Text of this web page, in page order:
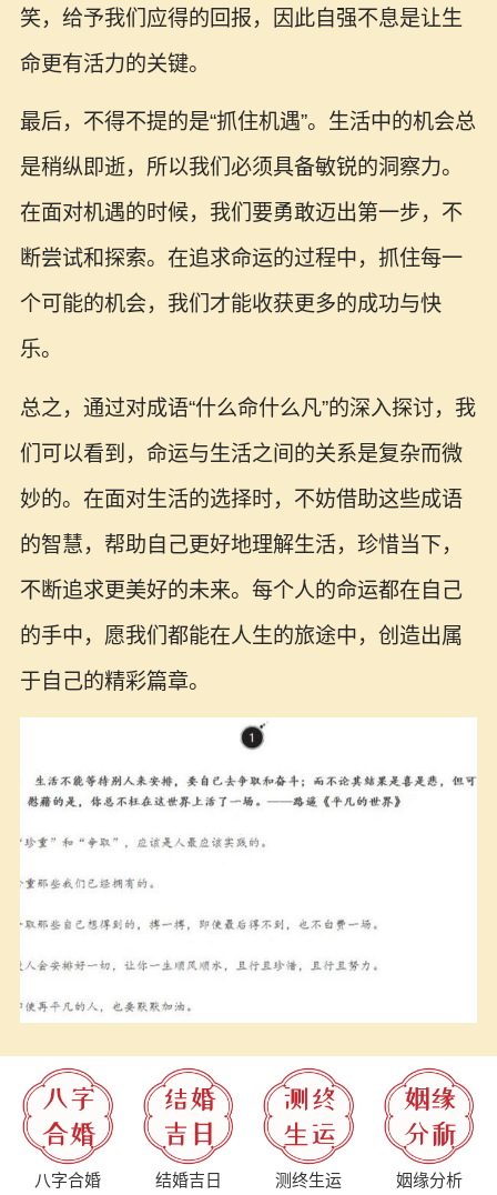
笑，给予我们应得的回报，因此自强不息是让生
命更有活力的关键。
最后，不得不提的是“抓住机遇”。生活中的机会总
是稍纵即逝，所以我们必须具备敏锐的洞察力。
在面对机遇的时候，我们要勇敢迈出第一步，不
断尝试和探索。在追求命运的过程中，抓住每一
个可能的机会，我们才能收获更多的成功与快
乐。
总之，通过对成语“什么命什么凡”的深入探讨，我
们可以看到，命运与生活之间的关系是复杂而微
妙的。在面对生活的选择时，不妨借助这些成语
的智慧，帮助自己更好地理解生活，珍惜当下，
不断追求更美好的未来。每个人的命运都在自己
的手中，愿我们都能在人生的旅途中，创造出属
于自己的精彩篇章。
八字合婚 结婚吉日 测终生运 姻缘分析